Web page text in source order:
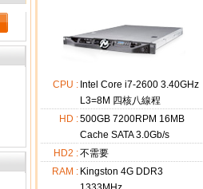
CPU : Intel Core i7-2600 3.40GHz
L3=8M 四核八線程
HD :500GB 7200RPM 16MB
Cache SATA 3.0Gb/s
HD2 :不需要
RAM : Kingston 4G DDR3